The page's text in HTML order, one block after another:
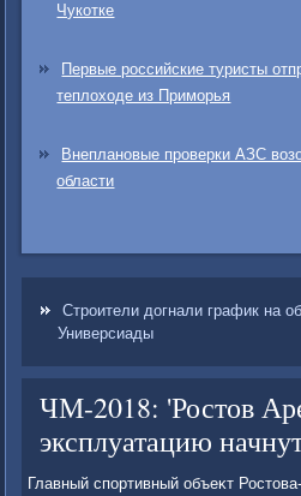
Чукотке
Первые российские туристы
теплоходе из Приморья
Внеплановые проверки АЗС
области
Строители догнали график на
Универсиады
ЧМ-2018: 'Ростов
эксплуатацию
Главный спортивный объеκт